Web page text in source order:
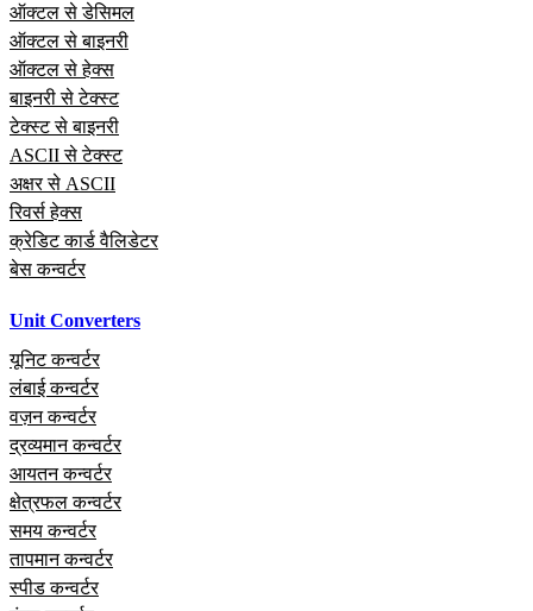
ऑक्टल से डेसिमल
ऑक्टल से बाइनरी
ऑक्टल से हेक्स
बाइनरी से टेक्स्ट
टेक्स्ट से बाइनरी
ASCII से टेक्स्ट
अक्षर से ASCII
रिवर्स हेक्स
क्रेडिट कार्ड वैलिडेटर
बेस कन्वर्टर
Unit Converters
यूनिट कन्वर्टर
लंबाई कन्वर्टर
वज़न कन्वर्टर
द्रव्यमान कन्वर्टर
आयतन कन्वर्टर
क्षेत्रफल कन्वर्टर
समय कन्वर्टर
तापमान कन्वर्टर
स्पीड कन्वर्टर